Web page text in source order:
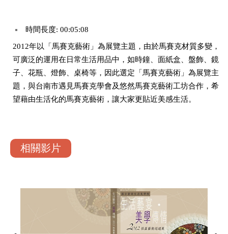
時間長度: 00:05:08
2012年以「馬賽克藝術」為展覽主題，由於馬賽克材質多變，
可廣泛的運用在日常生活用品中，如時鐘、面紙盒、盤飾、鏡
子、花瓶、燈飾、桌椅等，因此選定「馬賽克藝術」為展覽主
題，與台南市遇見馬賽克學會及悠然馬賽克藝術工坊合作，希
望藉由生活化的馬賽克藝術，讓大家更貼近美感生活。
相關影片